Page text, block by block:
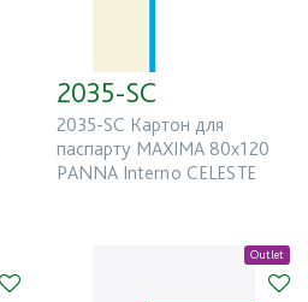
2035-SC
2035-SC Картон для
паспарту MAXIMA 80x120
PANNA Interno CELESTE
Outlet